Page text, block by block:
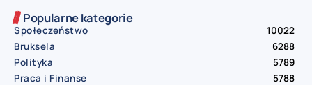
Popularne kategorie
Społeczeństwo
10022
Bruksela
6288
Polityka
5789
Praca i Finanse
5788